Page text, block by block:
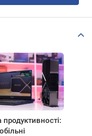
продуктивності: